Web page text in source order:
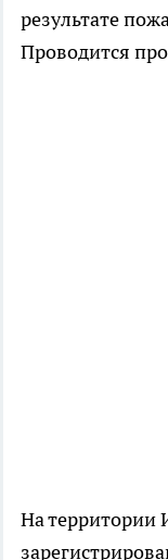
результате
Проводится
На территории